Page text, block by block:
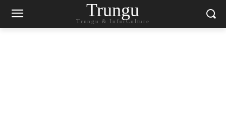
Trungu
Trungu & InforCulture